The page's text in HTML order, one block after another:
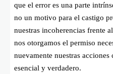
que el error es una parte
no un motivo para el castigo
nuestras incoherencias frente
nos otorgamos el permiso
nuevamente nuestras
esencial y verdadero.